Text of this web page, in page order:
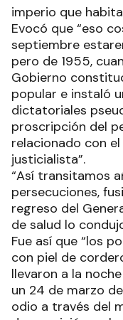
imperio que
Evocó que “eso
septiembre
pero de 1955,
Gobierno
popular e instaló
dictatoriales
proscripción del
relacionado con
justicialista”.
“Así transitamos
persecuciones,
regreso del
de salud lo
Fue así que “los
con piel de
llevaron a la
un 24 de marzo
odio a través del